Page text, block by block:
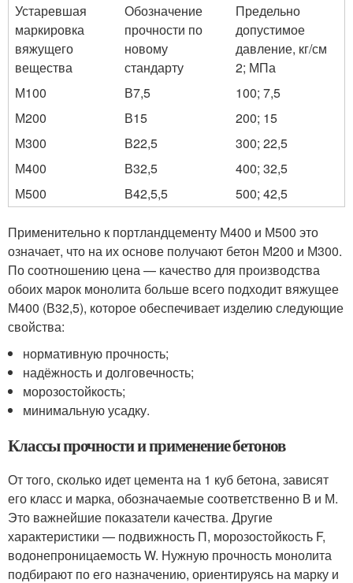
Устаревшая
маркировка
вяжущего
вещества
Обозначение
прочности по
новому
стандарту
Предельно
допустимое
давление, кг/см
2; МПа
М100
В7,5
100; 7,5
М200
В15
200; 15
М300
В22,5
300; 22,5
М400
В32,5
400; 32,5
М500
В42,5,5 500; 42,5
Применительно к портландцементу М400 и М500 это
означает, что на их основе получают бетон М200 и М300.
По соотношению цена — качество для производства
обоих марок монолита больше всего подходит вяжущее
М400 (В32,5), которое обеспечивает изделию следующие
свойства:
нормативную прочность;
надёжность и долговечность;
морозостойкость;
минимальную усадку.
Классы прочности и применение бетонов
От того, сколько идет цемента на 1 куб бетона, зависят
его класс и марка, обозначаемые соответственно В и М.
Это важнейшие показатели качества. Другие
характеристики — подвижность П, морозостойкость F,
водонепроницаемость W. Нужную прочность монолита
подбирают по его назначению, ориентируясь на марку и